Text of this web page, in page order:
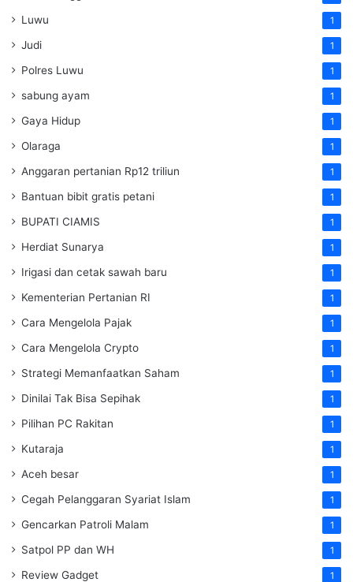
Luwu 1
Judi 1
Polres Luwu 1
sabung ayam 1
Gaya Hidup 1
Olaraga 1
Anggaran pertanian Rp12 triliun 1
Bantuan bibit gratis petani 1
BUPATI CIAMIS 1
Herdiat Sunarya 1
Irigasi dan cetak sawah baru 1
Kementerian Pertanian RI 1
Cara Mengelola Pajak 1
Cara Mengelola Crypto 1
Strategi Memanfaatkan Saham 1
Dinilai Tak Bisa Sepihak 1
Pilihan PC Rakitan 1
Kutaraja 1
Aceh besar 1
Cegah Pelanggaran Syariat Islam 1
Gencarkan Patroli Malam 1
Satpol PP dan WH 1
Review Gadget 1